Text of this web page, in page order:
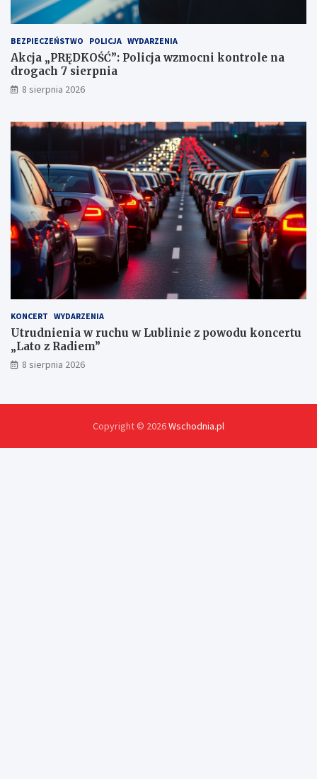
n
k
a
c
h
k
n
c
h
BEZPIECZEŃSTWO POLICJA WYDARZENIA
Akcja „PRĘDKOŚĆ”: Policja wzmocni kontrole na
drogach 7 sierpnia
8 sierpnia 2026
KONCERT WYDARZENIA
Utrudnienia w ruchu w Lublinie z powodu koncertu
„Lato z Radiem”
8 sierpnia 2026
Copyright © 2026Wschodnia.pl